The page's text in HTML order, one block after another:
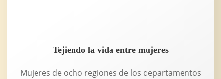
Tejiendo la vida entre mujeres
Mujeres de ocho regiones de los departamentos